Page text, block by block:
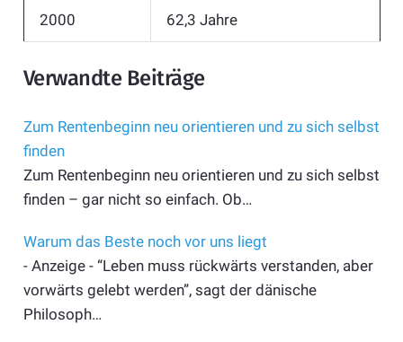
2000 62,3 Jahre
Verwandte Beiträge
Zum Rentenbeginn neu orientieren und zu sich selbst
finden
Zum Rentenbeginn neu orientieren und zu sich selbst
finden – gar nicht so einfach. Ob…
Warum das Beste noch vor uns liegt
- Anzeige - “Leben muss rückwärts verstanden, aber
vorwärts gelebt werden”, sagt der dänische
Philosoph…